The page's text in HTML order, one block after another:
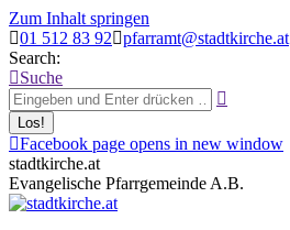
Zum Inhalt springen
01 512 83 92
pfarramt@stadtkirche.at
Search:
Suche
Facebook page opens in new window
stadtkirche.at
Evangelische Pfarrgemeinde A.B.